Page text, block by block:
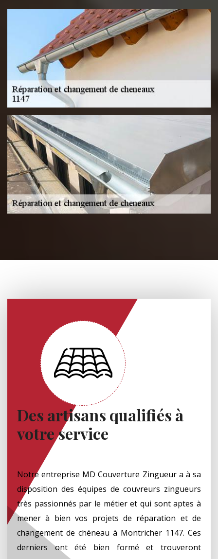
Des artisans qualifiés à
votre service
Notre entreprise MD Couverture Zingueur a à sa
disposition des équipes de couvreurs zingueurs
très passionnés par le métier et qui sont aptes à
mener à bien vos projets de réparation et de
changement de chéneau à Montricher 1147. Ces
derniers ont été bien formé et trouveront